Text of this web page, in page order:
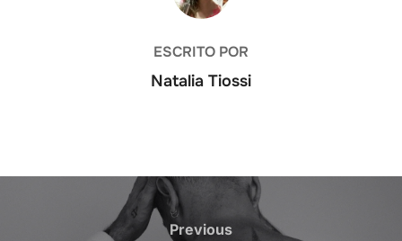
ESCRITO POR
Natalia Tiossi
Navegação
Previous
Previous